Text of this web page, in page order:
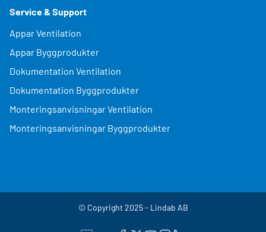
Service & Support
Appar Ventilation
Appar Byggprodukter
Dokumentation Ventilation
Dokumentation Byggprodukter
Monteringsanvisningar Ventilation
Monteringsanvisningar Byggprodukter
© Copyright 2025 - Lindab AB